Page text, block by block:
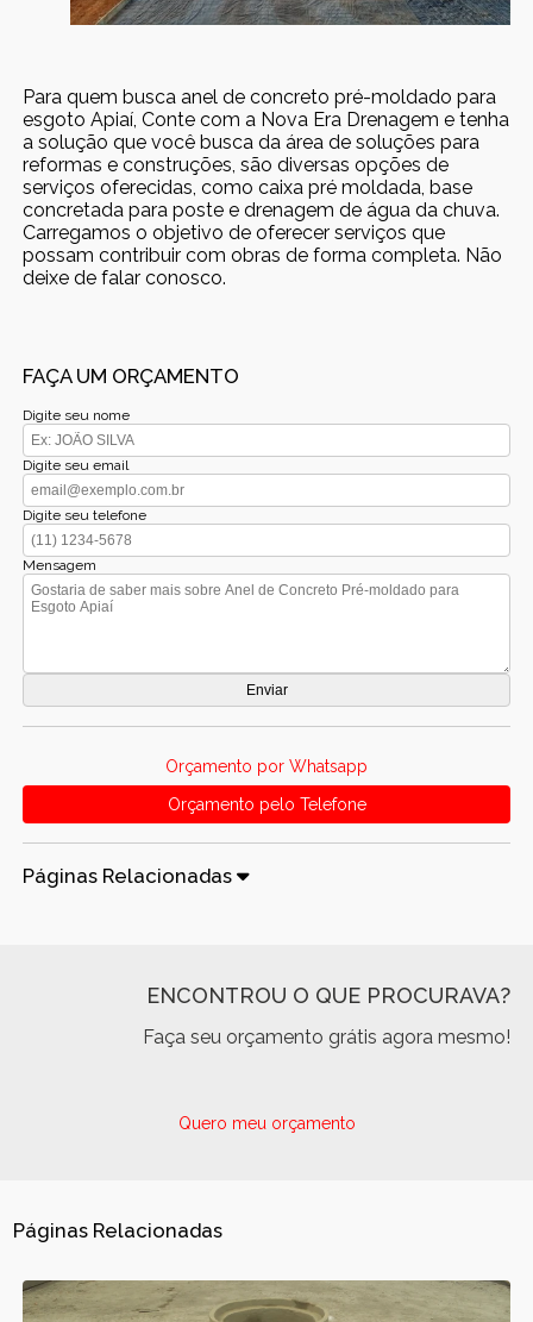
Para quem busca anel de concreto pré-moldado para
esgoto Apiaí, Conte com a Nova Era Drenagem e tenha
a solução que você busca da área de soluções para
reformas e construções, são diversas opções de
serviços oferecidas, como caixa pré moldada, base
concretada para poste e drenagem de água da chuva.
Carregamos o objetivo de oferecer serviços que
possam contribuir com obras de forma completa. Não
deixe de falar conosco.
FAÇA UM ORÇAMENTO
Digite seu nome
Digite seu email
Digite seu telefone
Mensagem
Orçamento por Whatsapp
Orçamento pelo Telefone
Páginas Relacionadas
ENCONTROU O QUE PROCURAVA?
Faça seu orçamento grátis agora mesmo!
Quero meu orçamento
Páginas Relacionadas